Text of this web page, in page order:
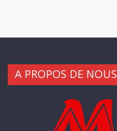
A PROPOS DE NOUS